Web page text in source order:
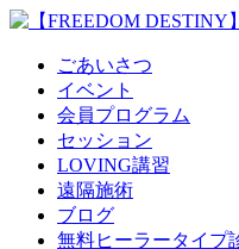
ごあいさつ
イベント
会員プログラム
セッション
LOVING講習
遠隔施術
ブログ
無料ヒーラータイプ